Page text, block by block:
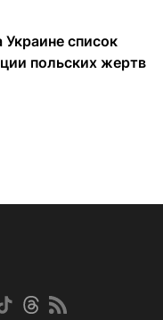
список
польских жертв